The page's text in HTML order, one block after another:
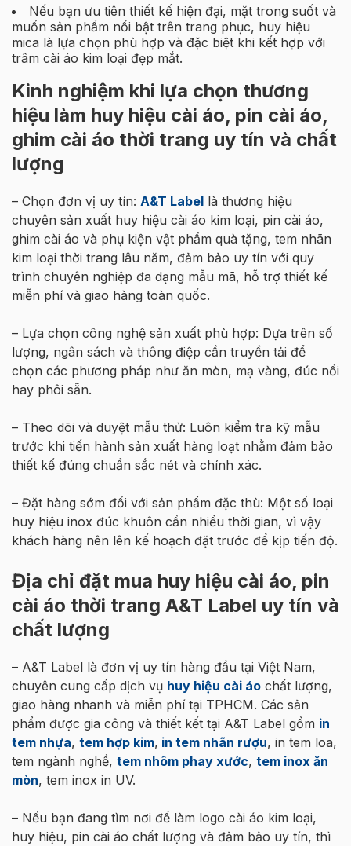
Nếu bạn ưu tiên thiết kế hiện đại, mặt trong suốt và
muốn sản phẩm nổi bật trên trang phục, huy hiệu
mica là lựa chọn phù hợp và đặc biệt khi kết hợp với
trâm cài áo kim loại đẹp mắt.
Kinh nghiệm khi lựa chọn thương
hiệu làm huy hiệu cài áo, pin cài áo,
ghim cài áo thời trang uy tín và chất
lượng
– Chọn đơn vị uy tín: A&T Label là thương hiệu
chuyên sản xuất huy hiệu cài áo kim loại, pin cài áo,
ghim cài áo và phụ kiện vật phẩm quà tặng, tem nhãn
kim loại thời trang lâu năm, đảm bảo uy tín với quy
trình chuyên nghiệp đa dạng mẫu mã, hỗ trợ thiết kế
miễn phí và giao hàng toàn quốc.
– Lựa chọn công nghệ sản xuất phù hợp: Dựa trên số
lượng, ngân sách và thông điệp cần truyền tải để
chọn các phương pháp như ăn mòn, mạ vàng, đúc nổi
hay phôi sẵn.
– Theo dõi và duyệt mẫu thử: Luôn kiểm tra kỹ mẫu
trước khi tiến hành sản xuất hàng loạt nhằm đảm bảo
thiết kế đúng chuẩn sắc nét và chính xác.
– Đặt hàng sớm đối với sản phẩm đặc thù: Một số loại
huy hiệu inox đúc khuôn cần nhiều thời gian, vì vậy
khách hàng nên lên kế hoạch đặt trước để kịp tiến độ.
Địa chỉ đặt mua huy hiệu cài áo, pin
cài áo thời trang A&T Label uy tín và
chất lượng
– A&T Label là đơn vị uy tín hàng đầu tại Việt Nam,
chuyên cung cấp dịch vụ huy hiệu cài áo chất lượng,
giao hàng nhanh và miễn phí tại TPHCM. Các sản
phẩm được gia công và thiết kết tại A&T Label gồm in
tem nhựa, tem hợp kim, in tem nhãn rượu, in tem loa,
tem ngành nghề, tem nhôm phay xước, tem inox ăn
mòn, tem inox in UV.
– Nếu bạn đang tìm nơi để làm logo cài áo kim loại,
huy hiệu, pin cài áo chất lượng và đảm bảo uy tín, thì